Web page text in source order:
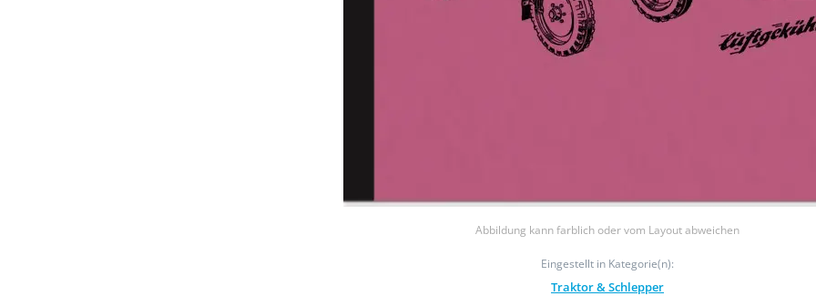
Abbildung kann farblich oder vom Layout abweichen
Eingestellt in Kategorie(n):
Traktor & Schlepper